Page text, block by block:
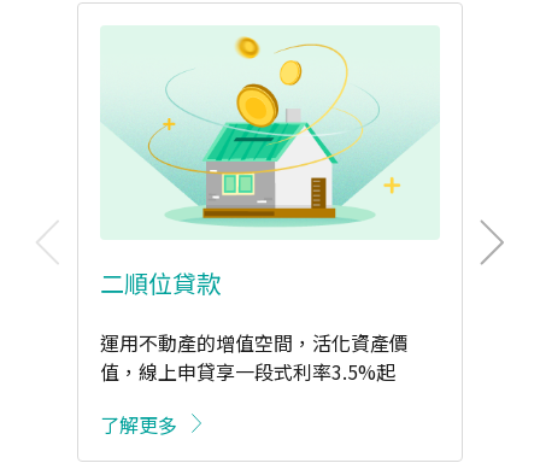
二順位貸款
運用不動產的增值空間，活化資產價
值，線上申貸享一段式利率3.5%起
了解更多